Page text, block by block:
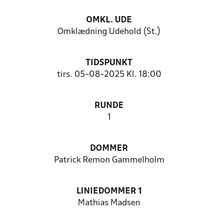
OMKL. UDE
Omklædning Udehold (St.)
TIDSPUNKT
tirs. 05-08-2025 Kl. 18:00
RUNDE
1
DOMMER
Patrick Remon Gammelholm
LINIEDOMMER 1
Mathias Madsen